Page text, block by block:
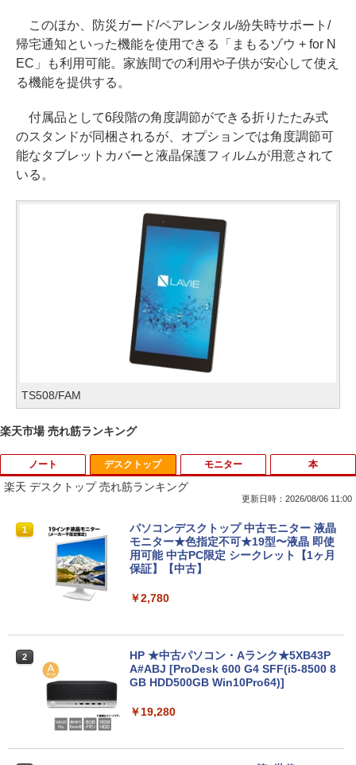
このほか、防災ガード/ペアレンタル/紛失時サポート/
帰宅通知といった機能を使用できる「まもるゾウ + for N
EC」も利用可能。家族間での利用や子供が安心して使え
る機能を提供する。
付属品として6段階の角度調節ができる折りたたみ式
のスタンドが同梱されるが、オプションでは角度調節可
能なタブレットカバーと液晶保護フィルムが用意されて
いる。
TS508/FAM
楽天市場 売れ筋ランキング
ノート
1
【マラソンセール期間中ポイント5倍】
【訳あり】中古 MacBook Air 13.3イン
チ 2015年 型番A1466 Core i5 メモリ8G
B SSD256GB Webカメラ Wi-Fi Bluetoo
える 90日保証 送料無料 Apple
【期間限定！特別20％OFFクーポン配布
第12世代 Intel N100｜14型 FHD ｜RAM
Wi-Fi 6｜1080pカメラ｜HDMI・USB-C
デスクトップ
楽天 デスクトップ 売れ筋ランキング
更新日時：2026/08/06 11:00
1
パソコンデスクトップ 中古モニター 液晶
モニター★色指定不可★19型〜液晶 即使
用可能 中古PC限定 シークレット【1ヶ月
保証】【中古】
￥2,780
2
HP ★中古パソコン・Aランク★5XB43P
A#ABJ [ProDesk 600 G4 SFF(i5-8500 8
GB HDD500GB Win10Pro64)]
￥19,280
モニター 本